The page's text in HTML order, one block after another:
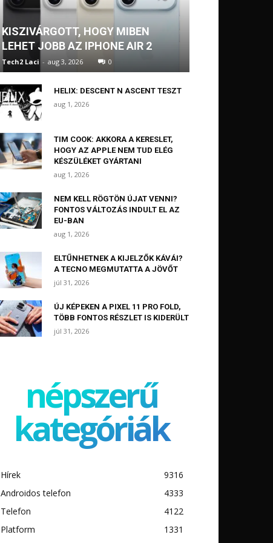
KISZIVÁRGOTT, HOGY MIBEN
LEHET JOBB AZ IPHONE AIR 2
Tech2 Laci - aug 3, 2026 0
HELIX: DESCENT N ASCENT TESZT
aug 1, 2026
TIM COOK: AKKORA A KERESLET,
HOGY AZ APPLE NEM TUD ELÉG
KÉSZÜLÉKET GYÁRTANI
aug 1, 2026
NEM KELL RÖGTÖN ÚJAT VENNI?
FONTOS VÁLTOZÁS INDULT EL AZ
EU-BAN
aug 1, 2026
ELTŰNHETNEK A KIJELZŐK KÁVÁI?
A TECNO MEGMUTATTA A JÖVŐT
júl 31, 2026
ÚJ KÉPEKEN A PIXEL 11 PRO FOLD,
TÖBB FONTOS RÉSZLET IS KIDERÜLT
júl 31, 2026
népszerű
kategóriák
Hírek
9316
Androidos telefon
4333
Telefon
4122
Platform
1331